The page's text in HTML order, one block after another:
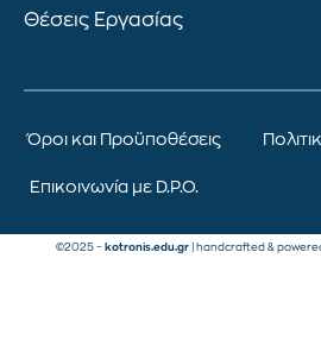
Θέσεις Εργασίας
Όροι και Προϋποθέσεις
Επικοινωνία με D.P.O.
©2025 – kotronis.edu.gr | handcrafted &